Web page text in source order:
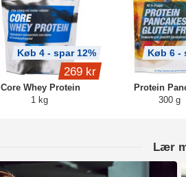
Core Whey Protein
1 kg
Køb 4 - spar 12%
269 kr
Protein
300 g
Køb 6 -
Lær